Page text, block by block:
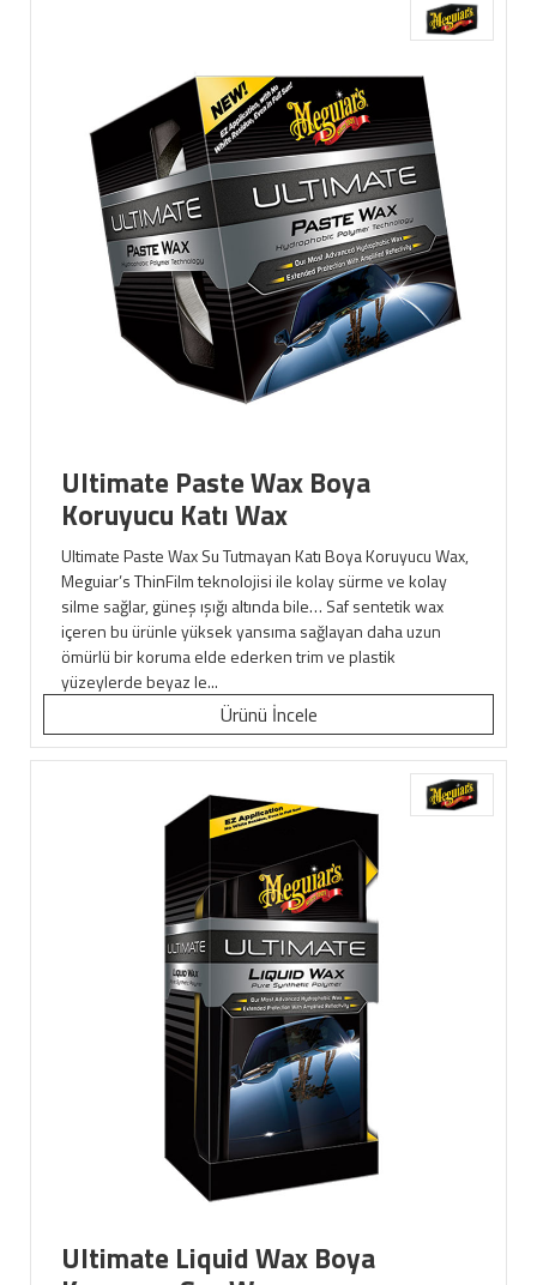
Ultimate Paste Wax Boya
Koruyucu Katı Wax
Ultimate Paste Wax Su Tutmayan Katı Boya Koruyucu Wax,
Meguiar’s ThinFilm teknolojisi ile kolay sürme ve kolay
silme sağlar, güneş ışığı altında bile… Saf sentetik wax
içeren bu ürünle yüksek yansıma sağlayan daha uzun
ömürlü bir koruma elde ederken trim ve plastik
yüzeylerde beyaz le...
Ürünü İncele
Ultimate Liquid Wax Boya